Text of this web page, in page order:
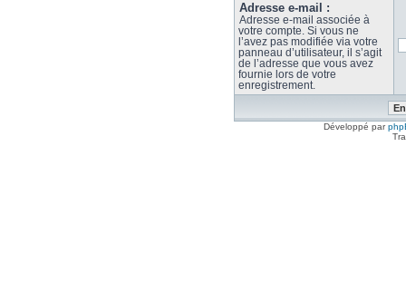
Adresse e-mail :
Adresse e-mail associée à
votre compte. Si vous ne
l’avez pas modifiée via votre
panneau d’utilisateur, il s’agit
de l’adresse que vous avez
fournie lors de votre
enregistrement.
Développé par